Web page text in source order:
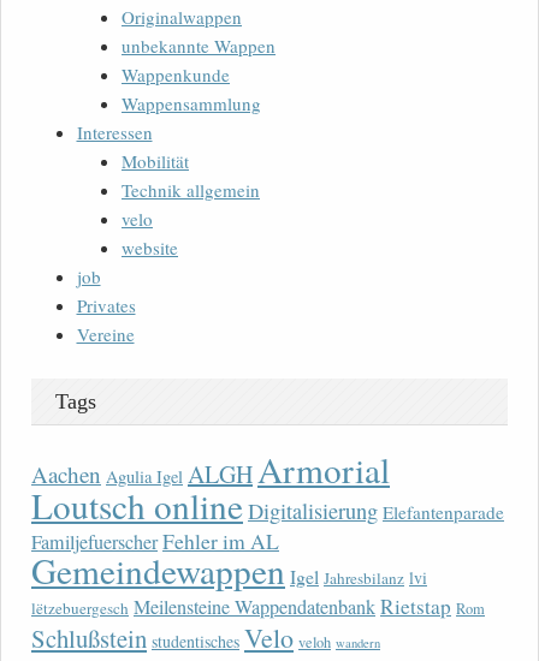
Originalwappen
unbekannte Wappen
Wappenkunde
Wappensammlung
Interessen
Mobilität
Technik allgemein
velo
website
job
Privates
Vereine
Tags
Aachen Agulia Igel ALGH Armorial
Loutsch onlineDigitalisierung Elefantenparade
FamiljefuerscherFehler im AL
Gemeindewappen Igel Jahresbilanz lvi
lëtzebuergesch Meilensteine WappendatenbankRietstap Rom
Schlußstein studentisches Velo veloh wandern